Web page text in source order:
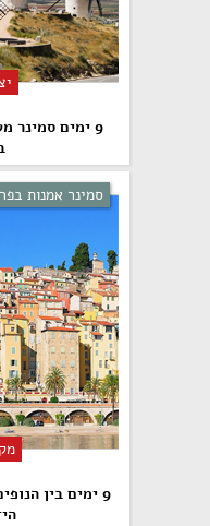
9 ימים סמינר
סמינר אמנות
9 ימים בין